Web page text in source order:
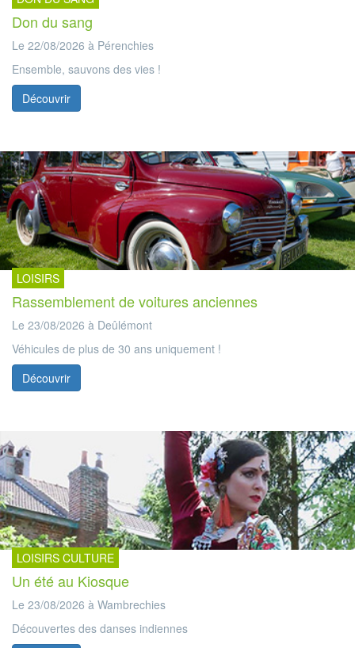
Don du sang
Le 22/08/2026 à Pérenchies
Ensemble, sauvons des vies !
Découvrir
LOISIRS
Rassemblement de voitures anciennes
Le 23/08/2026 à Deûlémont
Véhicules de plus de 30 ans uniquement !
Découvrir
LOISIRS CULTURE
Un été au Kiosque
Le 23/08/2026 à Wambrechies
Découvertes des danses indiennes